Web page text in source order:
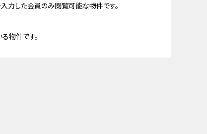
力した会員のみ閲覧可能な物件です。
物件です。